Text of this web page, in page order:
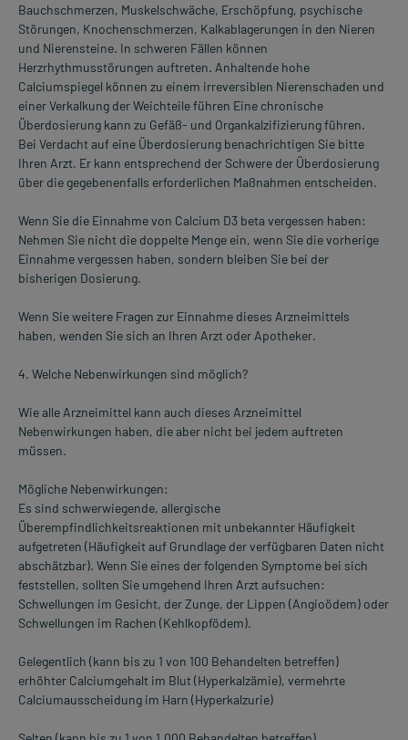
Bauchschmerzen, Muskelschwäche, Erschöpfung, psychische
Störungen, Knochenschmerzen, Kalkablagerungen in den Nieren
und Nierensteine. In schweren Fällen können
Herzrhythmusstörungen auftreten. Anhaltende hohe
Calciumspiegel können zu einem irreversiblen Nierenschaden und
einer Verkalkung der Weichteile führen Eine chronische
Überdosierung kann zu Gefäß- und Organkalzifizierung führen.
Bei Verdacht auf eine Überdosierung benachrichtigen Sie bitte
Ihren Arzt. Er kann entsprechend der Schwere der Überdosierung
über die gegebenenfalls erforderlichen Maßnahmen entscheiden.
Wenn Sie die Einnahme von Calcium D3 beta vergessen haben:
Nehmen Sie nicht die doppelte Menge ein, wenn Sie die vorherige
Einnahme vergessen haben, sondern bleiben Sie bei der
bisherigen Dosierung.
Wenn Sie weitere Fragen zur Einnahme dieses Arzneimittels
haben, wenden Sie sich an Ihren Arzt oder Apotheker.
4. Welche Nebenwirkungen sind möglich?
Wie alle Arzneimittel kann auch dieses Arzneimittel
Nebenwirkungen haben, die aber nicht bei jedem auftreten
müssen.
Mögliche Nebenwirkungen:
Es sind schwerwiegende, allergische
Überempfindlichkeitsreaktionen mit unbekannter Häufigkeit
aufgetreten (Häufigkeit auf Grundlage der verfügbaren Daten nicht
abschätzbar). Wenn Sie eines der folgenden Symptome bei sich
feststellen, sollten Sie umgehend Ihren Arzt aufsuchen:
Schwellungen im Gesicht, der Zunge, der Lippen (Angioödem) oder
Schwellungen im Rachen (Kehlkopfödem).
Gelegentlich (kann bis zu 1 von 100 Behandelten betreffen)
erhöhter Calciumgehalt im Blut (Hyperkalzämie), vermehrte
Calciumausscheidung im Harn (Hyperkalzurie)